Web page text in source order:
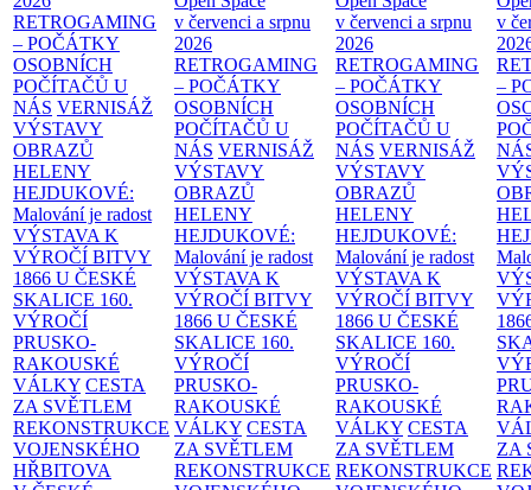
RETROGAMING
– POČÁTKY
OSOBNÍCH
POČÍTAČŮ U
NÁS VERNISÁŽ
VÝSTAVY
OBRAZŮ
HELENY
HEJDUKOVÉ:
Malování je radost
VÝSTAVA K
VÝROČÍ BITVY
1866 U ČESKÉ
SKALICE 160.
VÝROČÍ
PRUSKO-
RAKOUSKÉ
VÁLKY CESTA
ZA SVĚTLEM
REKONSTRUKCE
VOJENSKÉHO
HŘBITOVA
v červenci a srpnu
2026
RETROGAMING
– POČÁTKY
OSOBNÍCH
POČÍTAČŮ U
NÁS VERNISÁŽ
VÝSTAVY
OBRAZŮ
HELENY
HEJDUKOVÉ:
Malování je radost
VÝSTAVA K
VÝROČÍ BITVY
1866 U ČESKÉ
SKALICE 160.
VÝROČÍ
PRUSKO-
RAKOUSKÉ
VÁLKY CESTA
ZA SVĚTLEM
REKONSTRUKCE
v červenci a srpnu
2026
RETROGAMING
– POČÁTKY
OSOBNÍCH
POČÍTAČŮ U
NÁS VERNISÁŽ
VÝSTAVY
OBRAZŮ
HELENY
HEJDUKOVÉ:
Malování je radost
VÝSTAVA K
VÝROČÍ BITVY
1866 U ČESKÉ
SKALICE 160.
VÝROČÍ
PRUSKO-
RAKOUSKÉ
VÁLKY CESTA
ZA SVĚTLEM
REKONSTRUKCE
v
–
ZA